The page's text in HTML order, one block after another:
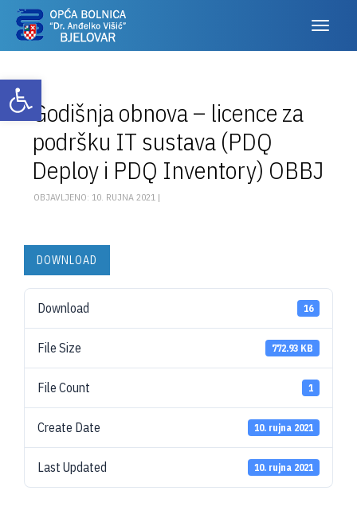
Otvori alatnu traku
Godišnja obnova – licence za
podršku IT sustava (PDQ
Deploy i PDQ Inventory) OBBJ
OBJAVLJENO: 10. RUJNA 2021 |
DOWNLOAD
Download 16
File Size 772.93 KB
File Count 1
Create Date 10. rujna 2021
Last Updated 10. rujna 2021